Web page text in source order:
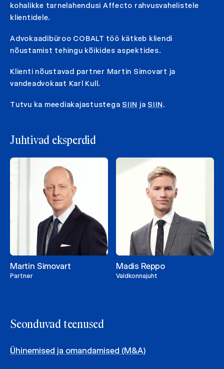
kohalikke tarnelahendusi Affecto rahvusvahelistele
klientidele.
Advokaadibüroo COBALT töö kätkeb kliendi
nõustamist tehingu kõikides aspektides.
Klienti nõustavad partner Martin Simovart ja
vandeadvokaat Karl Kull.
Tutvu ka meediakajastustega SIIN ja SIIN.
Juhtivad eksperdid
Martin Simovart
Partner
Madis Reppo
Valdkonnajuht
Seonduvad teenused
Ühinemised ja omandamised (M&A)